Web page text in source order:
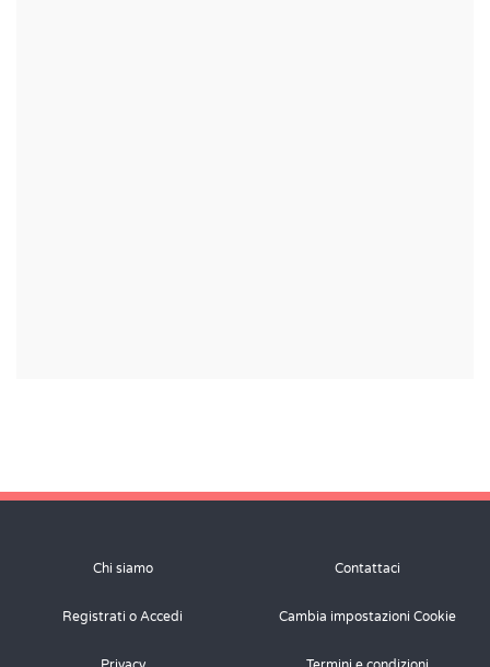
Chi siamo Contattaci
Registrati o Accedi Cambia impostazioni Cookie